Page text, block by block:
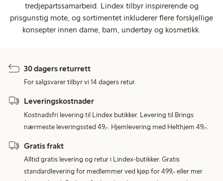
tredjepartssamarbeid. Lindex tilbyr inspirerende og
prisgunstig mote, og sortimentet inkluderer flere forskjellige
konsepter innen dame, barn, undertøy og kosmetikk.
30 dagers returrett
For salgsvarer tilbyr vi 14 dagers retur.
Leveringskostnader
Kostnadsfri levering til Lindex butikker. Levering til Brings
nærmeste leveringssted 49,-. Hjemlevering med Helthjem 49,-.
Gratis frakt
Alltid gratis levering og retur i Lindex-butikker. Gratis
standardlevering for medlemmer ved kjøp for 499,- eller mer